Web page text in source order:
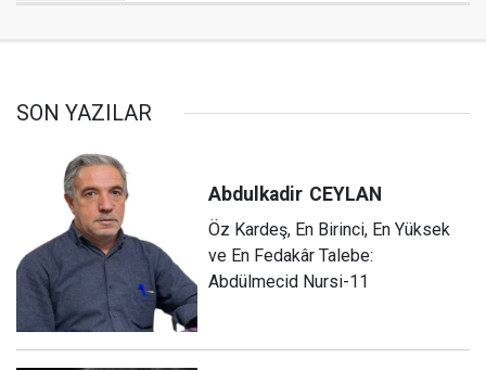
SON YAZILAR
Abdulkadir CEYLAN
Öz Kardeş, En Birinci, En Yüksek
ve En Fedakâr Talebe:
Abdülmecid Nursi-11